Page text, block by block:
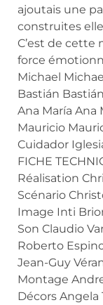
ajoutais une
construites
C’est de cette
force
Michael
Bastián
Ana María Ana
Mauricio
Cuidador
FICHE
Réalisation
Scénario
Image Inti
Son Claudio
Roberto
Jean-Guy
Montage
Décors Angela